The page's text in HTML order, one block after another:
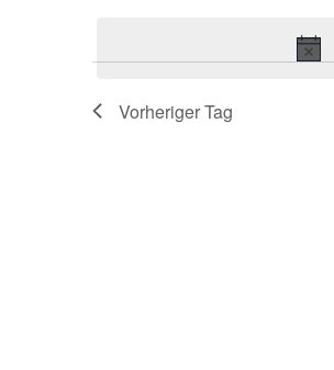
NAVIGATION
Vorheriger Tag